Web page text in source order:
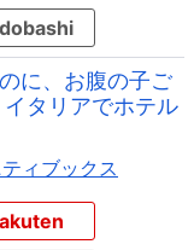
に、お腹の子ご
タリアでホテル
ィブックス